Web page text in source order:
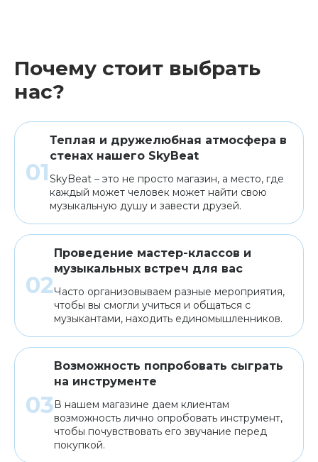
Почему стоит выбрать
нас?
Теплая и дружелюбная атмосфера в
стенах нашего SkyBeat
SkyBeat – это не просто магазин, а место, где
каждый может человек может найти свою
музыкальную душу и завести друзей.
Проведение мастер-классов и
музыкальных встреч для вас
Часто организовываем разные мероприятия,
чтобы вы смогли учиться и общаться с
музыкантами, находить единомышленников.
Возможность попробовать сыграть
на инструменте
В нашем магазине даем клиентам
возможность лично опробовать инструмент,
чтобы почувствовать его звучание перед
покупкой.